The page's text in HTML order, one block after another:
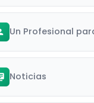
Un Profesional
Noticias